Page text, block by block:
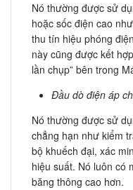
Nó thường được sử
hoặc sốc điện cao
thu tín hiệu phóng
này cũng được kết
lần chụp” bên trong
Đầu dò điện áp
Nó thường được sử
chẳng hạn như kiểm
bộ khuếch đại, xác
hiệu suất. Nó luôn có
băng thông cao hơn.